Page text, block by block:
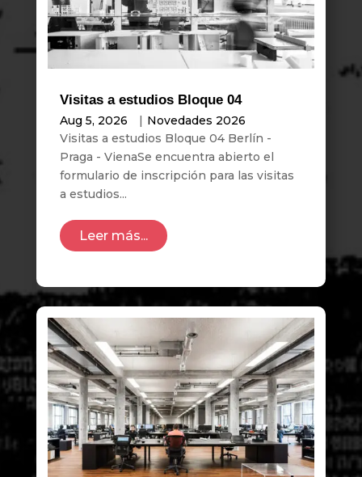
Visitas a estudios Bloque 04
Aug 5, 2026 | Novedades 2026
Visitas a estudios Bloque 04 Berlín -
Praga - VienaSe encuentra abierto el
formulario de inscripción para las visitas
a estudios...
Leer más...